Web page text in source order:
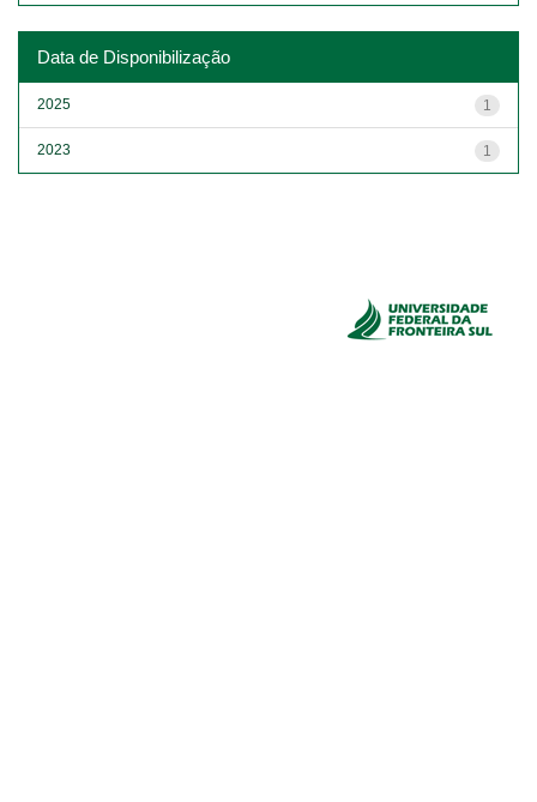
Data de Disponibilização
1
2025
1
2023